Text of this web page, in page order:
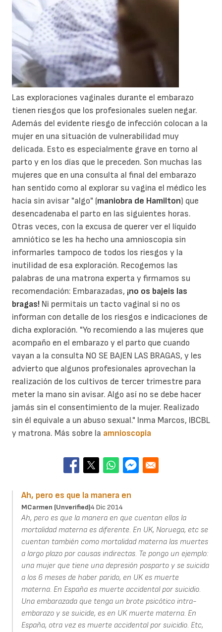
Las exploraciones vaginales durante el embarazo
tienen riesgos que los profesionales suelen negar.
Además del evidente riesgo de infección colocan a la
mujer en una situación de vulnerabilidad muy
delicada. Esto es especialmente grave en torno al
parto y en los días que le preceden. Son muchas las
mujeres que en una consulta al final del embarazo
han sentido como al explorar su vagina el médico les
hacía sin avisar "algo" (maniobra de Hamilton) que
desencadenaba el parto en las siguientes horas.
Otras veces, con la excusa de querer ver el líquido
amniótico se les ha hecho una amnioscopia sin
informarles tampoco de todos los riesgos y la
inutilidad de esa exploración. Recogemos las
palabras de una matrona experta y firmamos su
recomendación: Embarazadas, ¡no os bajeis las
bragas! Ni permitais un tacto vaginal si no os
informan con detalle de los riesgos e indicaciones de
dicha exploración. "Yo recomiendo a las mujeres que
acompaño en el embarazo y el parto que cuando
vayan a la consulta NO SE BAJEN LAS BRAGAS, y les
advierto que algunos profesionales aprovechan la
realización de los cultivos de tercer trimestre para
meter la mano sin avisar. Algo así no se debe hacer
jamás sin el consentimiento de la mujer. Realizado
sin él equivale a un abuso sexual." Inma Marcos, IBCBL
y matrona. Más sobre la amnioscopia
Ah, pero es que la manera en
MCarmen (unverified)4 Dic 2014
Ah, pero es que la manera en que cuentan ellos la
mortalidad materna es diferente. En UK, Noruega, etc se
cuentan también como mortalidad materna las muertes
a largo plazo por causas indirectas. Te pongo un ejemplo:
una mujer que tiene una depresión posparto y se suicida
a los 6 meses de haber parido, en UK es muerte
materna. En España es muerte accidental por suicidio.
Una embarazada que tenga un brote psicótico intra-
embarazo y se suicide, es en UK muerte materna. En
España, otra vez es muerte accidental por suicidio. Etc,